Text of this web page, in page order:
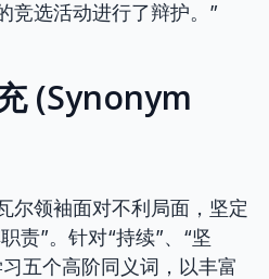
竞选活动进行了辩护。”
(Synonym
尔领袖面对不利局面，坚定
责”。针对“持续”、“坚
五个高阶同义词，以丰富